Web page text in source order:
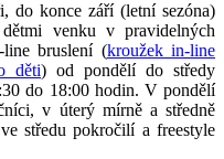
do konce září (letní sezóna)
venku v pravidelných
bruslení (kroužek in-line
děti) od pondělí do středy
do 18:00 hodin. V pondělí
v úterý mírně a středně
středu pokročilí a freestyle